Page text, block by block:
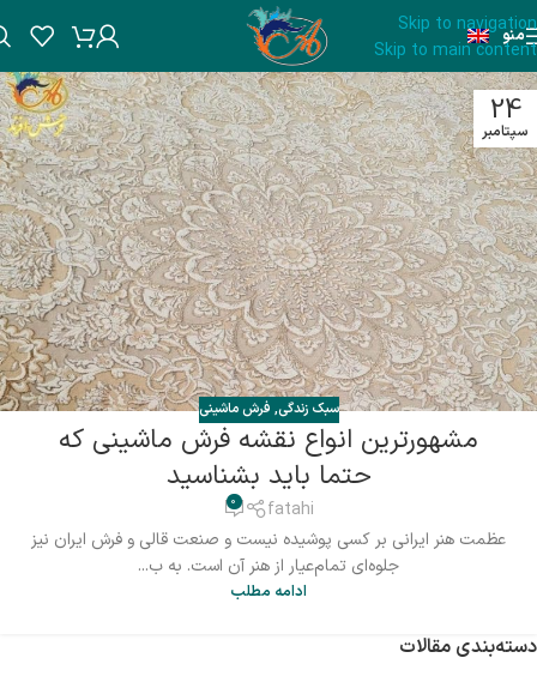
Skip to navigation
Skip to main content
منو
24
سپتامبر
سبک زندگی, فرش ماشینی
مشهورترین انواع نقشه فرش ماشینی که
حتما باید بشناسید
fatahi
0
عظمت هنر ایرانی بر کسی پوشیده نیست و صنعت قالی و فرش ایران نیز
جلوه‌ای تمام‌عیار از هنر آن است. به ب...
ادامه مطلب
دسته‌بندی مقالات